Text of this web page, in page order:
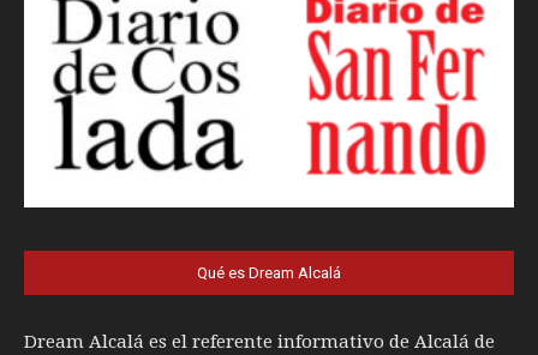
Qué es Dream Alcalá
Dream Alcalá es el referente informativo de Alcalá de